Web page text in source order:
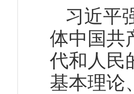
习近平
体中国共
代和人民
基本理论